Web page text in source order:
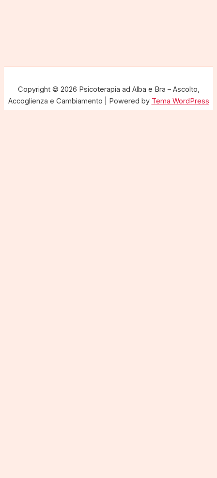
Copyright © 2026 Psicoterapia ad Alba e Bra – Ascolto,
Accoglienza e Cambiamento | Powered by Tema WordPress